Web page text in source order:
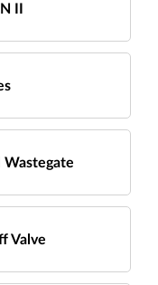
II
Valve